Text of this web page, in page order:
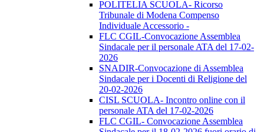
POLITELIA SCUOLA- Ricorso
Tribunale di Modena Compenso
Individuale Accessorio -
FLC CGIL-Convocazione Assemblea
Sindacale per il personale ATA del 17-02-
2026
SNADIR-Convocazione di Assemblea
Sindacale per i Docenti di Religione del
20-02-2026
CISL SCUOLA- Incontro online con il
personale ATA del 17-02-2026
FLC CGIL- Convocazione Assemblea